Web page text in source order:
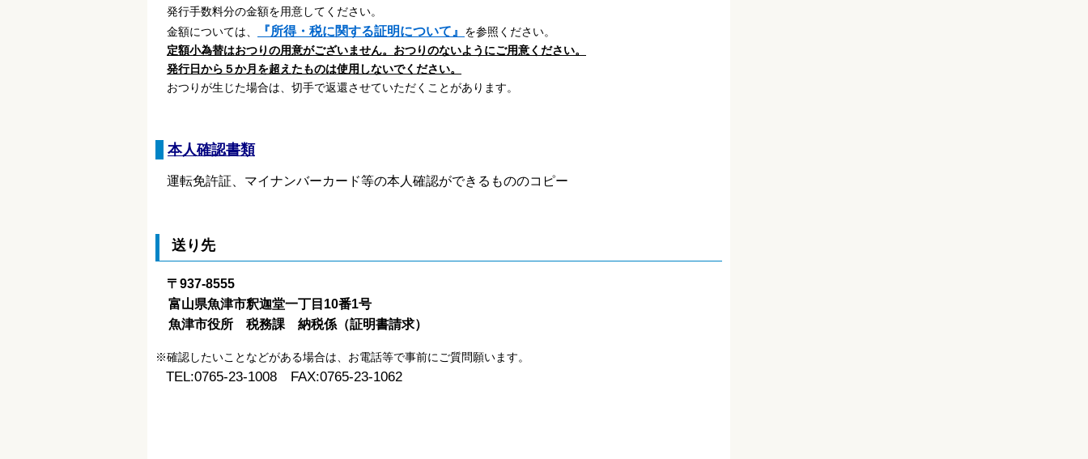
発行手数料分の金額を用意してください。
金額については、
『所得・税に関する証明について 』 を参照ください。
定額小為替はおつりの用意がございません。おつりのないようにご用意ください。
発行日から５か月を超えたものは使用しないでください。
おつりが生じた場合は、切手で返還させていただくことがあります。
本人確認書類
運転免許証、マイナンバーカード等の本人確認ができるもののコピー
送り先
〒937-8555
富山県魚津市釈迦堂一丁目10番1号
魚津市役所 税務課 納税係（証明書請求）
※確認したいことなどがある場合は、お電話等で事前にご質問願います。
TEL:0765-23-1008 FAX:0765-23-1062